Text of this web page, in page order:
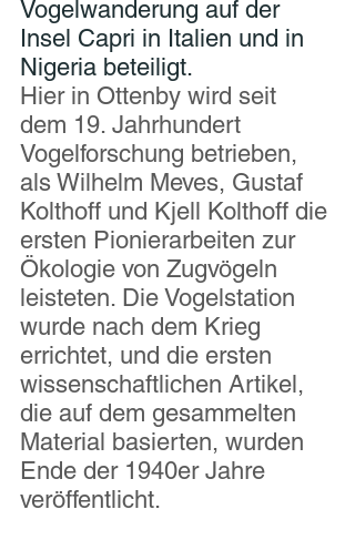
Vogelwanderung auf der
Insel Capri in Italien und in
Nigeria beteiligt.
Hier in Ottenby wird seit
dem 19. Jahrhundert
Vogelforschung betrieben,
als Wilhelm Meves, Gustaf
Kolthoff und Kjell Kolthoff die
ersten Pionierarbeiten zur
Ökologie von Zugvögeln
leisteten. Die Vogelstation
wurde nach dem Krieg
errichtet, und die ersten
wissenschaftlichen Artikel,
die auf dem gesammelten
Material basierten, wurden
Ende der 1940er Jahre
veröffentlicht.